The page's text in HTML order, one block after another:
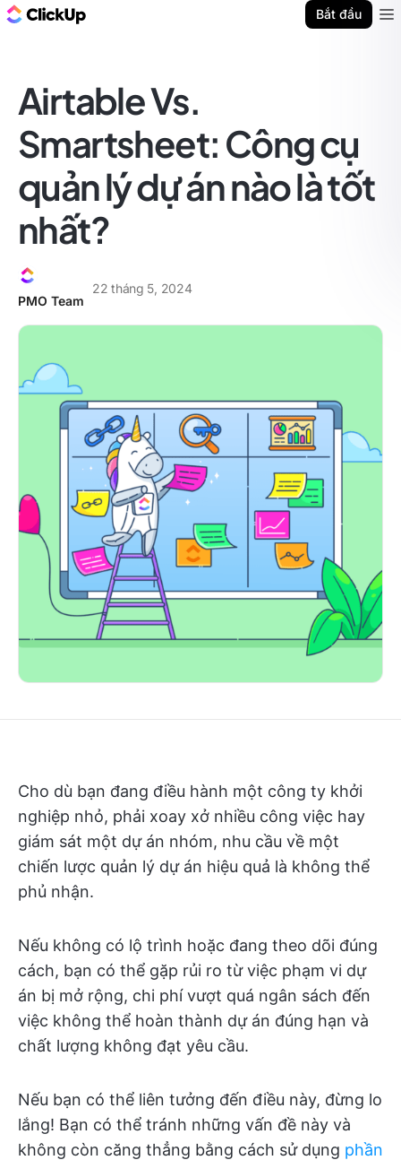
Bắt đầu
Airtable Vs.
Smartsheet: Công cụ
quản lý dự án nào là tốt
nhất?
PMO Team
22 tháng 5, 2024
Cho dù bạn đang điều hành một công ty khởi
nghiệp nhỏ, phải xoay xở nhiều công việc hay
giám sát một dự án nhóm, nhu cầu về một
chiến lược quản lý dự án hiệu quả là không thể
phủ nhận.
Nếu không có lộ trình hoặc đang theo dõi đúng
cách, bạn có thể gặp rủi ro từ việc phạm vi dự
án bị mở rộng, chi phí vượt quá ngân sách đến
việc không thể hoàn thành dự án đúng hạn và
chất lượng không đạt yêu cầu.
Nếu bạn có thể liên tưởng đến điều này, đừng lo
lắng! Bạn có thể tránh những vấn đề này và
không còn căng thẳng bằng cách sử dụng phần